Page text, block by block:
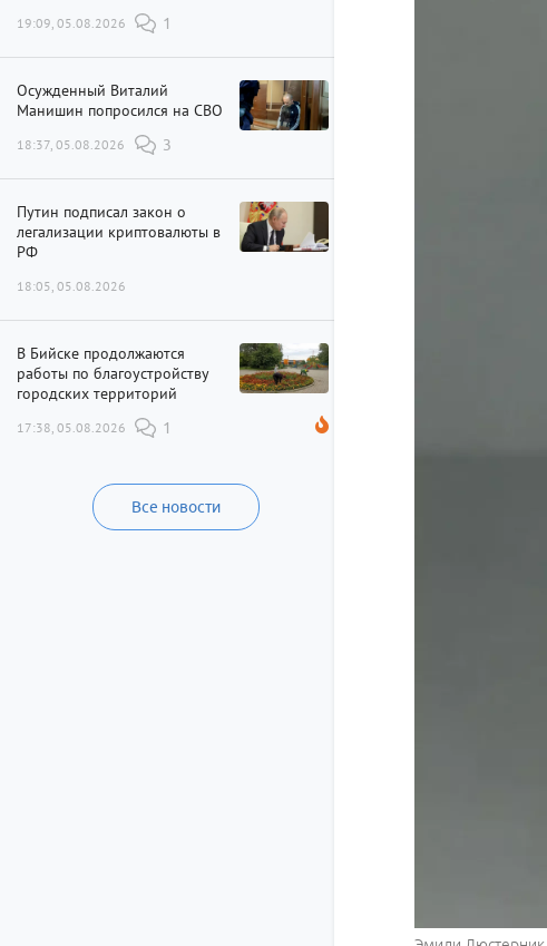
19:09, 05.08.2026 1
Осужденный Виталий
Манишин попросился на СВО
18:37, 05.08.2026 3
Путин подписал закон о
легализации криптовалюты в
РФ
18:05, 05.08.2026
В Бийске продолжаются
работы по благоустройству
городских территорий
17:38, 05.08.2026 1
Все новости